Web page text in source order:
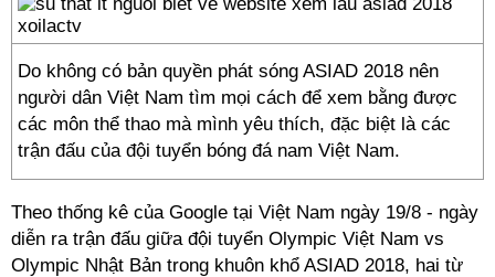
Do không có bản quyền phát sóng ASIAD 2018 nên
người dân Việt Nam tìm mọi cách để xem bằng được
các môn thể thao mà mình yêu thích, đặc biệt là các
trận đấu của đội tuyển bóng đá nam Việt Nam.
Theo thống kê của Google tại Việt Nam ngày 19/8 - ngày
diễn ra trận đấu giữa đội tuyển Olympic Việt Nam vs
Olympic Nhật Bản trong khuôn khổ ASIAD 2018, hai từ